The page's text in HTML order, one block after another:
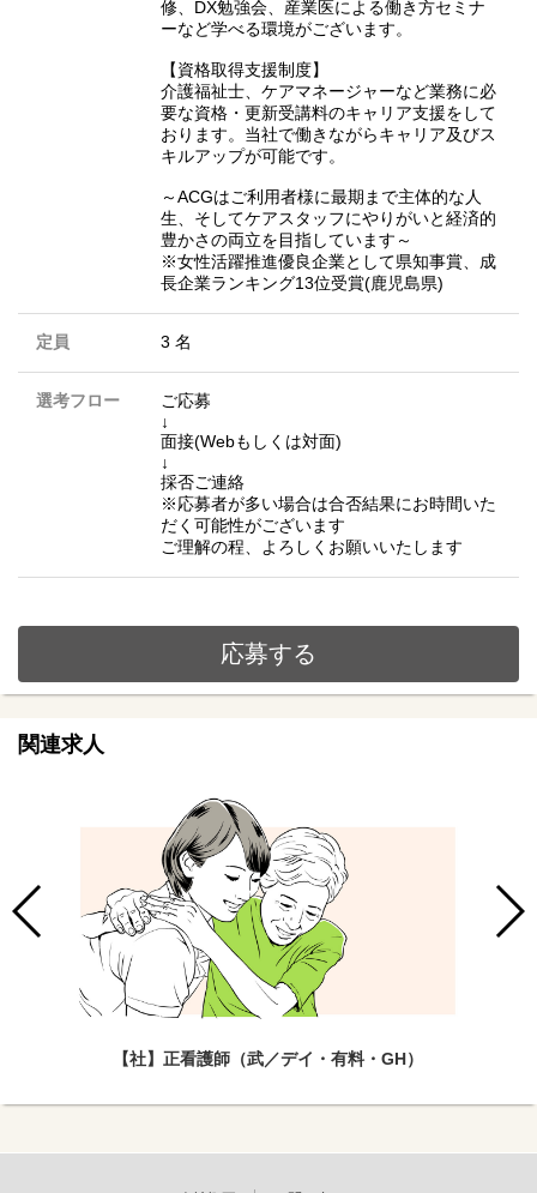
修、DX勉強会、産業医による働き方セミナ
ーなど学べる環境がございます。
【資格取得支援制度】
介護福祉士、ケアマネージャーなど業務に必
要な資格・更新受講料のキャリア支援をして
おります。当社で働きながらキャリア及びス
キルアップが可能です。
～ACGはご利用者様に最期まで主体的な人
生、そしてケアスタッフにやりがいと経済的
豊かさの両立を目指しています～
※女性活躍推進優良企業として県知事賞、成
長企業ランキング13位受賞(鹿児島県)
定員 3 名
選考フロー
ご応募
↓
面接(Webもしくは対面)
↓
採否ご連絡
※応募者が多い場合は合否結果にお時間いた
だく可能性がございます
ご理解の程、よろしくお願いいたします
応募する
関連求人
【社】正看護師（武／デイ・有料・GH）